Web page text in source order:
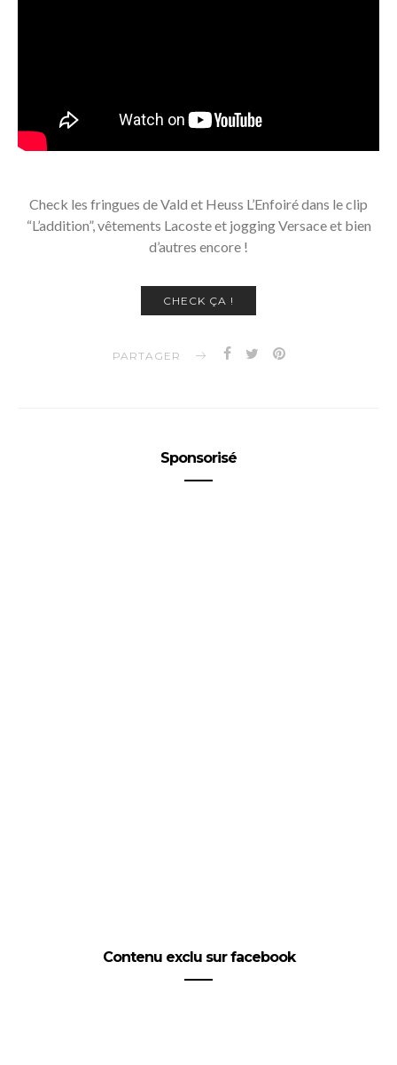
Check les fringues de Vald et Heuss L’Enfoiré dans le clip
“L’addition”, vêtements Lacoste et jogging Versace et bien
d’autres encore !
CHECK ÇA !
PARTAGER
Sponsorisé
Contenu exclu sur facebook